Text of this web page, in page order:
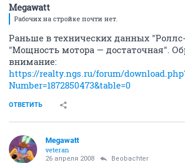
Megawatt
Рабочих на стройке почти нет.
Раньше в технических данных
"Мощность мотора — достаточная".
внимание:
https://realty.ngs.ru/forum/
Number=1872850473&table=0
ОТВЕТИТЬ
Megawatt
veteran
26 апреля 2008 Beobachter